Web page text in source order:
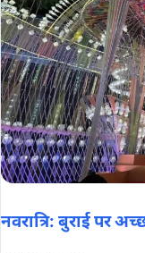
नवरात्रि: बुराई पर